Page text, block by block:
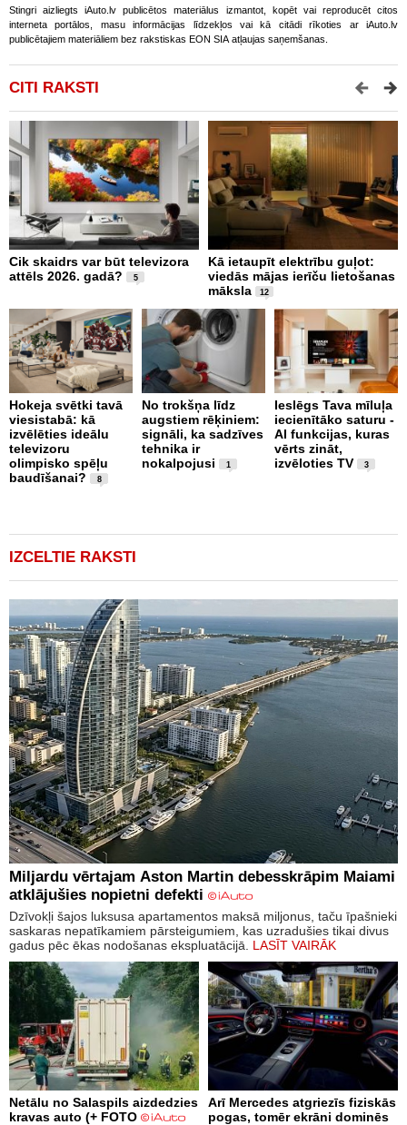
Stingri aizliegts iAuto.lv publicētos materiālus izmantot, kopēt vai reproducēt citos
interneta portālos, masu informācijas līdzekļos vai kā citādi rīkoties ar iAuto.lv
publicētajiem materiāliem bez rakstiskas EON SIA atļaujas saņemšanas.
CITI RAKSTI
Cik skaidrs var būt televizora
attēls 2026. gadā?
5
Kā ietaupīt elektrību guļot:
viedās mājas ierīču lietošanas
māksla
12
Hokeja svētki tavā
viesistabā: kā
izvēlēties ideālu
televizoru
olimpisko spēļu
baudīšanai?
8
No trokšņa līdz
augstiem rēķiniem:
signāli, ka sadzīves
tehnika ir
nokalpojusi
1
Ieslēgs Tava mīluļa
iecienītāko saturu -
AI funkcijas, kuras
vērts zināt,
izvēloties TV
3
IZCELTIE RAKSTI
Miljardu vērtajam Aston Martin debesskrāpim Maiami
atklājušies nopietni defekti
Dzīvokļi šajos luksusa apartamentos maksā miljonus, taču īpašnieki
saskaras nepatīkamiem pārsteigumiem, kas uzradušies tikai divus
gadus pēc ēkas nodošanas ekspluatācijā. LASĪT VAIRĀK
Netālu no Salaspils aizdedzies
kravas auto (+ FOTO
Arī Mercedes atgriezīs fiziskās
pogas, tomēr ekrāni dominēs